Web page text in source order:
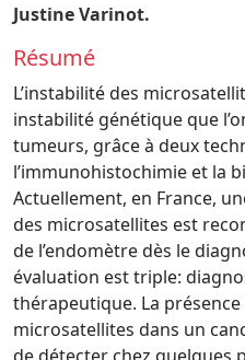
Justine Varinot.
Résumé
L’instabilité des
instabilité génétique que
tumeurs, grâce à deux
l’immunohistochimie et la
Actuellement, en France,
des microsatellites est
de l’endomètre dès le
évaluation est triple:
thérapeutique. La présence
microsatellites dans un